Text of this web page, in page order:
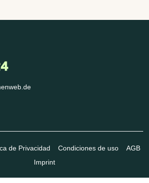
de Privacidad Condiciones de uso
AGB
Imprint